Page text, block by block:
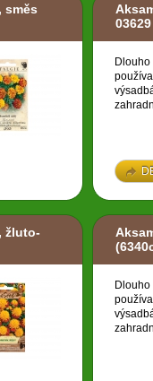
směs
03629
žluto-